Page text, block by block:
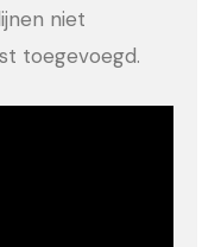
niet
toegevoegd.